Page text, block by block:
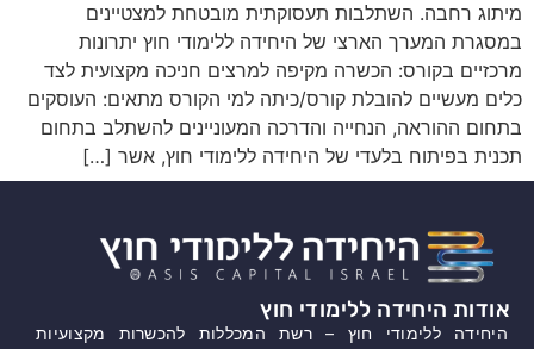
מיתוג רחבה. השתלבות תעסוקתית מובטחת למצטיינים
במסגרת המערך הארצי של היחידה ללימודי חוץ יתרונות
מרכזיים בקורס: הכשרה מקיפה למרצים חניכה מקצועית לצד
כלים מעשיים להובלת קורס/כיתה למי הקורס מתאים: העוסקים
בתחום ההוראה, הנחייה והדרכה המעוניינים להשתלב בתחום
תכנית בפיתוח בלעדי של היחידה ללימודי חוץ, אשר […]
אודות היחידה ללימודי חוץ
היחידה ללימודי חוץ – רשת המכללות להכשרות מקצועיות